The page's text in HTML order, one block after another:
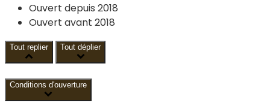
Ouvert depuis 2018
Ouvert avant 2018
Tout replier Tout déplier
Conditions d'ouverture